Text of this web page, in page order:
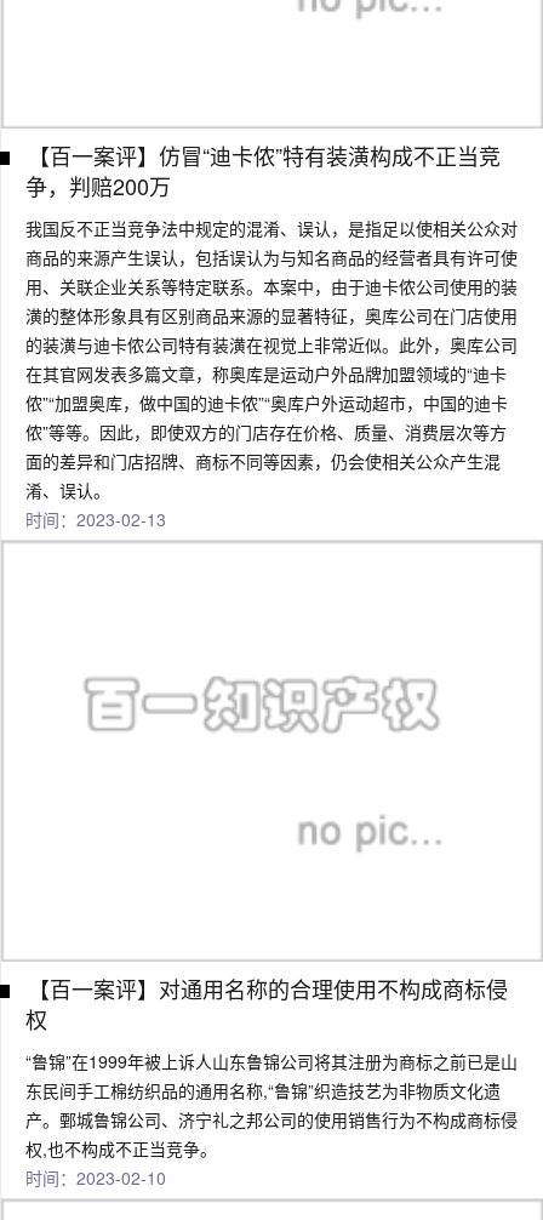
【百一案评】仿冒“迪卡侬”特有装潢构成不正当竞
争，判赔200万
我国反不正当竞争法中规定的混淆、误认，是指足以使相关公众对
商品的来源产生误认，包括误认为与知名商品的经营者具有许可使
用、关联企业关系等特定联系。本案中，由于迪卡侬公司使用的装
潢的整体形象具有区别商品来源的显著特征，奥库公司在门店使用
的装潢与迪卡侬公司特有装潢在视觉上非常近似。此外，奥库公司
在其官网发表多篇文章，称奥库是运动户外品牌加盟领域的“迪卡
侬”“加盟奥库，做中国的迪卡侬”“奥库户外运动超市，中国的迪卡
侬”等等。因此，即使双方的门店存在价格、质量、消费层次等方
面的差异和门店招牌、商标不同等因素，仍会使相关公众产生混
淆、误认。
时间：2023-02-13
【百一案评】对通用名称的合理使用不构成商标侵
权
“鲁锦”在1999年被上诉人山东鲁锦公司将其注册为商标之前已是山
东民间手工棉纺织品的通用名称,“鲁锦”织造技艺为非物质文化遗
产。鄄城鲁锦公司、济宁礼之邦公司的使用销售行为不构成商标侵
权,也不构成不正当竞争。
时间：2023-02-10